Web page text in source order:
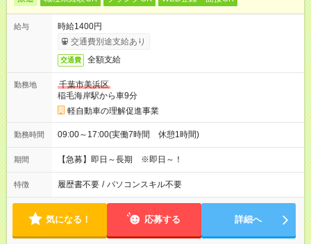
給与
時給1400円
交通費別途支給あり
交通費 全額支給
勤務地
千葉市美浜区
稲毛海岸駅から車9分
軽自動車の理解促進事業
勤務時間 09:00～17:00(実働7時間 休憩1時間)
期間 【急募】即日～長期 ※即日～！
特徴 履歴書不要 / パソコンスキル不要
気になる！ 応募する 詳細へ